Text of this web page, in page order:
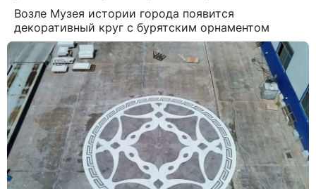
Возле Музея истории города появится
декоративный круг с бурятским орнаментом